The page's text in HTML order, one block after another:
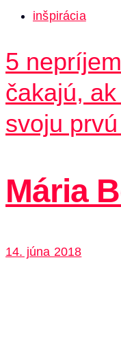
inšpirácia
5
čakajú,
svoju
Mária
14. júna 2018